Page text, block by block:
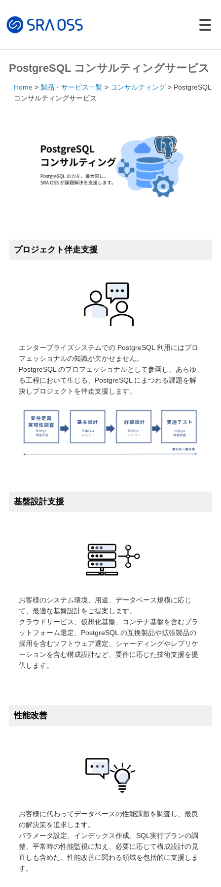
製品・サービス一覧
コンサルティング
トレーニング
イベント・セミナー
企業情報
PostgreSQL コンサルティングサービス
Home 製品・サービス一覧 コンサルティング
PostgreSQL
コンサルティングサービス
プロジェクト伴走支援
エンタープライズシステムでの PostgreSQL 利用にはプロ
フェッショナルの知識が欠かせません。
PostgreSQL のプロフェッショナルとして参画し、あらゆ
る工程において生じる、PostgreSQL にまつわる課題を解
決しプロジェクトを伴走支援します。
基盤設計支援
お客様のシステム環境、用途、データベース規模に応じ
て、最適な基盤設計をご提案します。
クラウドサービス、仮想化基盤、コンテナ基盤を含むプラ
ットフォーム選定、PostgreSQL の互換製品や拡張製品の
採用を含むソフトウェア選定、シャーディングやレプリケ
ーションを含む構成設計など、要件に応じた技術支援を提
供します。
性能改善
お客様に代わってデータベースの性能課題を調査し、最良
の解決策を追求します。
パラメータ設定、インデックス作成、SQL実行プランの調
整、平常時の性能監視に加え、必要に応じて構成設計の見
直しも含めた、性能改善に関わる領域を包括的に支援しま
す。